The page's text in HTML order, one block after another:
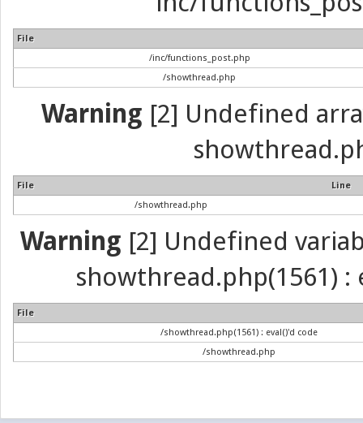
File
/inc/functions_post.php
/showthread.php
Warning [2] Undefined
File
Line
/showthread.php
Warning [2] Undefined
showthread.php(1561) :
File
/showthread.php(1561) : eval()'d code
/showthread.php